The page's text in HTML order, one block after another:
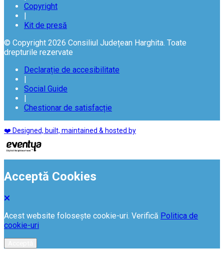
Copyright
Kit de presă
© Copyright 2026 Consiliul Județean Harghita. Toate
drepturile rezervate
Declarație de accesibilitate
Social Guide
Chestionar de satisfacție
❤️ Designed, built, maintained & hosted by
Acceptă Cookies
Acest website folosește cookie-uri. Verifică Politica de
cookie-uri